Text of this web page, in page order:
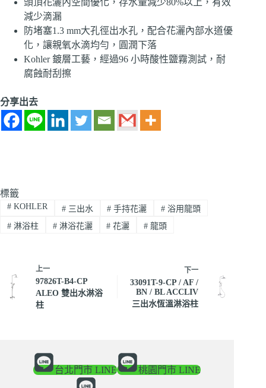
頭頂花灑內空間優化，存水量減少80%以上，有效
減少滴漏
防堵塞1.3 mm大孔徑出水孔，配合花灑內部水道優
化，讓親氧水滴均勻，圓潤下落
Kohler 鍍層工藝，經過96 小時酸性鹽霧測試，耐
腐蝕耐刮擦
分享出去
標籤
#KOHLER #三出水 # 手持花灑 # 浴用龍頭
#淋浴柱 #淋浴花灑 # 花灑 # 龍頭
上一
97826T-B4-CP
ALEO 雙出水淋浴
柱
下一
33091T-9-CP / AF /
BN / BL ACCLIV
三出水恆溫淋浴柱
台北門市 LINE 桃園門市 LINE